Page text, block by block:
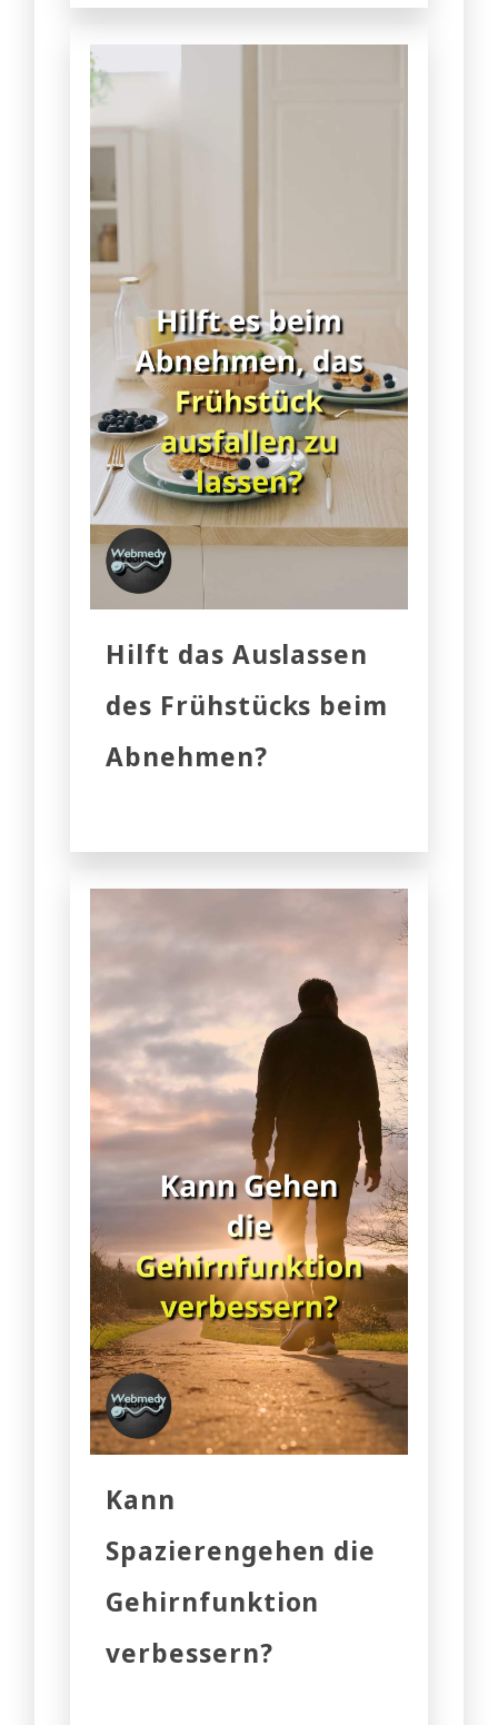
Hilft das Auslassen
des Frühstücks beim
Abnehmen?
Kann
Spazierengehen die
Gehirnfunktion
verbessern?